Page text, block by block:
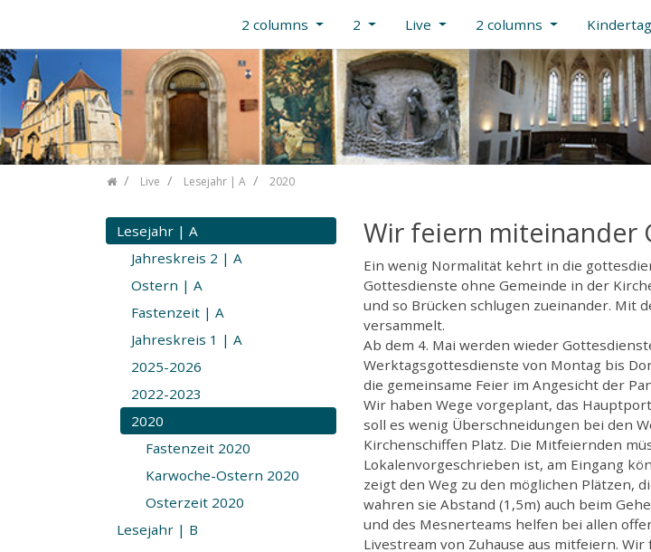
Skip navigation
2 columns 2 Live 2 columns
Live Lesejahr | A 2020
Wir feiern miteinander
Ein wenig Normalität kehrt in die
Gottesdienste ohne Gemeinde in der
und so Brücken schlugen zueinander. Mit
versammelt.
Ab dem 4. Mai werden wieder
Werktagsgottesdienste von Montag bis
die gemeinsame Feier im Angesicht der
Wir haben Wege vorgeplant, das
soll es wenig Überschneidungen bei den
Kirchenschiffen Platz. Die Mitfeiernden
Lokalenvorgeschrieben ist, am Eingang
zeigt den Weg zu den möglichen Plätzen,
wahren sie Abstand (1,5m) auch beim
und des Mesnerteams helfen bei allen
Livestream von Zuhause aus mitfeiern.
Lesejahr | A
Jahreskreis 2 | A
Ostern | A
Fastenzeit | A
Jahreskreis 1 | A
2025-2026
2022-2023
2020
Fastenzeit 2020
Karwoche-Ostern 2020
Osterzeit 2020
Lesejahr | B